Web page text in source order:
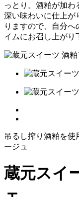
っとり。酒粕が加わ
深い味わいに仕上が
りますので、自分
イムにお召し上がり
吊るし搾り酒粕を使
ージュ
蔵元スイ